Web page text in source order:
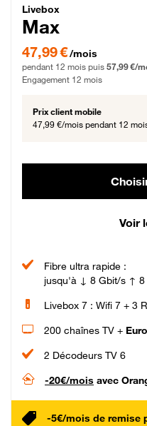
Livebox Max
Livebox
Max
47,99 € par mois pendant 12
47,99 €/mois
pendant 12 mois puis 57,99 €/
Engagement 12 mois
Prix client mobile
47,99 €/mois pendant 12
Voir
Fibre ultra rapide :
jusqu'à ↓ 8 Gbit/s ↑ 8
Livebox 7 : Wifi 7 + 3
200 chaînes TV +
2 Décodeurs TV 6
-20€/mois avec
-5€/mois de remise